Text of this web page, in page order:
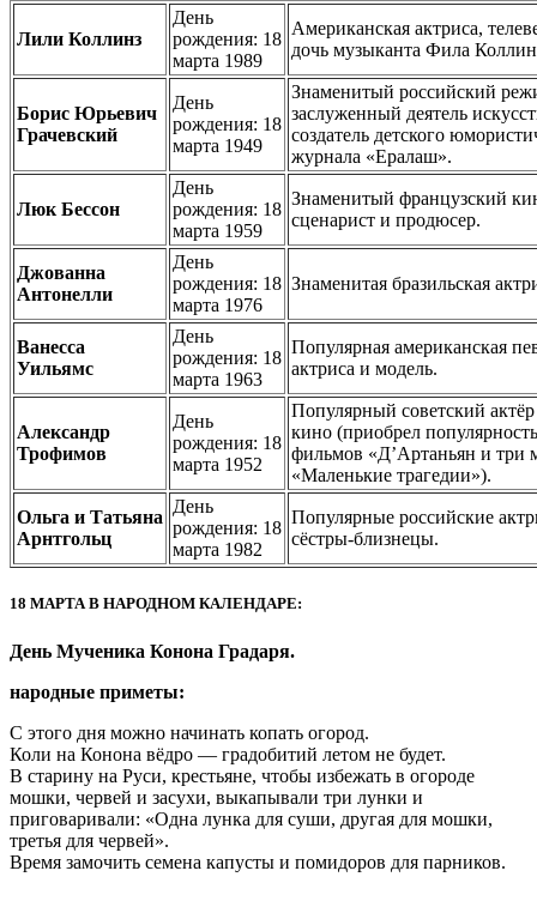
Лили Коллинз
День
рождения: 18
марта 1989
Американская актриса,
дочь музыканта Фила
Борис Юрьевич
Грачевский
День
рождения: 18
марта 1949
Знаменитый российский
заслуженный деятель
создатель детского
журнала «Ералаш».
Люк Бессон
День
рождения: 18
марта 1959
Знаменитый французский
сценарист и продюсер.
Джованна
Антонелли
День
рождения: 18
марта 1976
Знаменитая бразильская
Ванесса
Уильямс
День
рождения: 18
марта 1963
Популярная американская
актриса и модель.
Александр
Трофимов
День
рождения: 18
марта 1952
Популярный советский актёр
кино (приобрел
фильмов «Д’Артаньян и три
«Маленькие трагедии»).
Ольга и Татьяна
Арнтгольц
День
рождения: 18
марта 1982
Популярные российские
сёстры-близнецы.
18 МАРТА В НАРОДНОМ КАЛЕНДАРЕ:
День Мученика Конона Градаря.
народные приметы:
С этого дня можно начинать копать огород.
Коли на Конона вёдро — градобитий летом не будет.
В старину на Руси, крестьяне, чтобы избежать в огороде
мошки, червей и засухи, выкапывали три лунки и
приговаривали: «Одна лунка для суши, другая для мошки,
третья для червей».
Время замочить семена капусты и помидоров для парников.